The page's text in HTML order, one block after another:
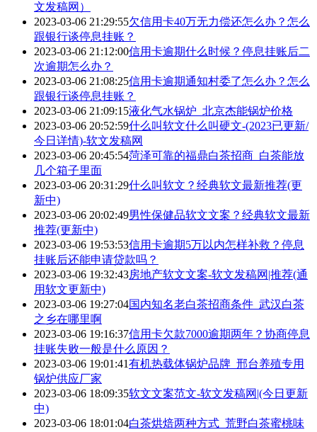
文发稿网）
2023-03-06 21:29:55欠信用卡40万无力偿还怎么办？怎么
跟银行谈停息挂账？
2023-03-06 21:12:00信用卡逾期什么时候？停息挂账后二
次逾期怎么办？
2023-03-06 21:08:25信用卡逾期通知村委了怎么办？怎么
跟银行谈停息挂账？
2023-03-06 21:09:15液化气水锅炉_北京杰能锅炉价格
2023-03-06 20:52:59什么叫软文什么叫硬文-(2023已更新/
今日详情)-软文发稿网
2023-03-06 20:45:54菏泽可靠的福鼎白茶招商_白茶能放
几个箱子里面
2023-03-06 20:31:29什么叫软文？经典软文最新推荐(更
新中)
2023-03-06 20:02:49男性保健品软文文案？经典软文最新
推荐(更新中)
2023-03-06 19:53:53信用卡逾期5万以内怎样补救？停息
挂账后还能申请贷款吗？
2023-03-06 19:32:43房地产软文文案-软文发稿网|推荐(通
用软文更新中)
2023-03-06 19:27:04国内知名老白茶招商条件_武汉白茶
之乡在哪里啊
2023-03-06 19:16:37信用卡欠款7000逾期两年？协商停息
挂账失败一般是什么原因？
2023-03-06 19:01:41有机热载体锅炉品牌_邢台养殖专用
锅炉供应厂家
2023-03-06 18:09:35软文文案范文-软文发稿网|(今日更新
中)
2023-03-06 18:01:04白茶烘焙两种方式_荒野白茶蜜桃味